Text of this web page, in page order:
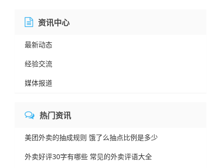
资讯中心
最新动态
经验交流
媒体报道
热门资讯
美团外卖的抽成规则 饿了么抽点比例是多少
外卖好评30字有哪些 常见的外卖评语大全